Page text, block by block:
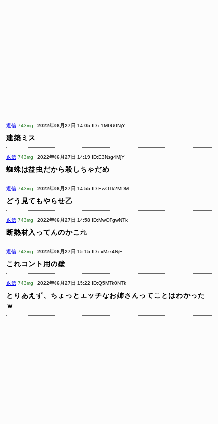
返信 743mg 2022年06月27日 14:05 ID:c1MDU0NjY
建築ミス
返信 743mg 2022年06月27日 14:19 ID:E3Nzg4MjY
蜘蛛は益虫だから殺しちゃだめ
返信 743mg 2022年06月27日 14:55 ID:EwOTk2MDM
どう見てもやらせ乙
返信 743mg 2022年06月27日 14:58 ID:MwOTgwNTk
断熱材入ってんのかこれ
返信 743mg 2022年06月27日 15:15 ID:cxMzk4NjE
これコント用の壁
返信 743mg 2022年06月27日 15:22 ID:Q5MTk0NTk
とりあえず、ちょっとエッチなお姉さんってことはわかった
ｗ